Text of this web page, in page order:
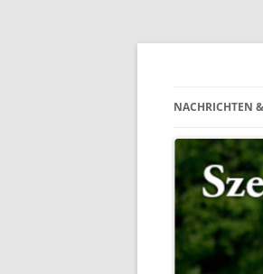
Zum
NACHRICHTEN